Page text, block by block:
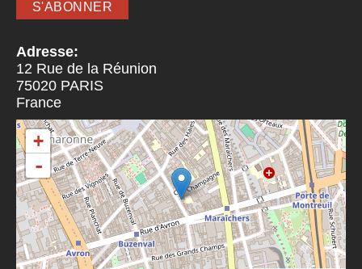
Adresse:
12 Rue de la Réunion
75020 PARIS
France
+
-